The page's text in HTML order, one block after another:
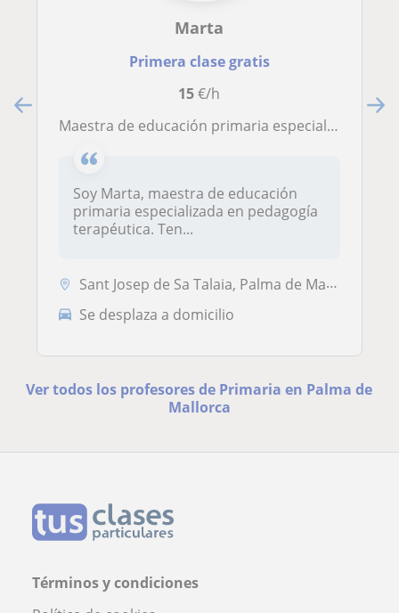
Marta
Primera clase gratis
15€/h
Maestra de educación primaria especializada en pedagogía terapéutica ofrece clases de refuerzo de cualquier materia hasta 13 años
Soy Marta, maestra de educación
primaria especializada en pedagogía
terapéutica. Ten...
Sant Josep de Sa Talaia, Palma de Mallorca
Se desplaza a domicilio
Ver todos los profesores de Primaria en Palma de
Mallorca
Términos y condiciones